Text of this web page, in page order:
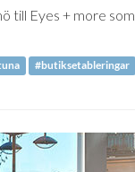
till Eyes + more som
#butiksetableringar